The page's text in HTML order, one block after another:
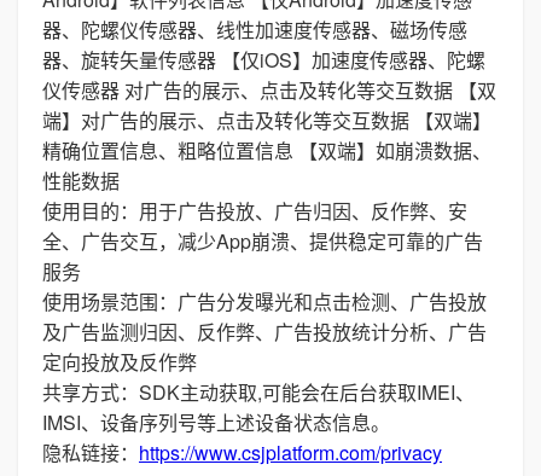
器、陀螺仪传感器、线性加速度传感器、磁场传感
器、旋转矢量传感器 【仅iOS】加速度传感器、陀螺
仪传感器 对广告的展示、点击及转化等交互数据 【双
端】对广告的展示、点击及转化等交互数据 【双端】
精确位置信息、粗略位置信息 【双端】如崩溃数据、
性能数据
使用目的：用于广告投放、广告归因、反作弊、安
全、广告交互，减少App崩溃、提供稳定可靠的广告
服务
使用场景范围：广告分发曝光和点击检测、广告投放
及广告监测归因、反作弊、广告投放统计分析、广告
定向投放及反作弊
共享方式：SDK主动获取,可能会在后台获取IMEI、
IMSI、设备序列号等上述设备状态信息。
隐私链接： https://www.csjplatform.com/privacy